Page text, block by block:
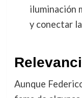
iluminación
y conectar
Aunque